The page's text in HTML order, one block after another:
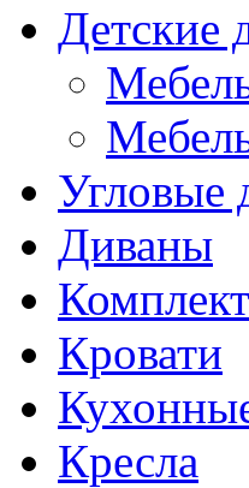
Детские
Угловые
Диваны
Кровати
Кресла